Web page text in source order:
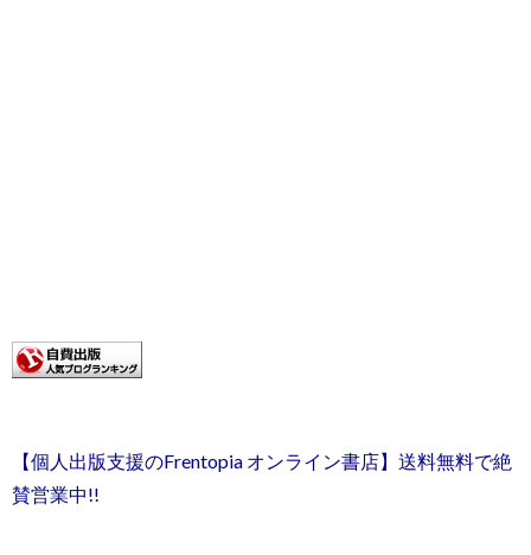
【個人出版支援のFrentopia オンライン書店】送料無料で絶
賛営業中!!